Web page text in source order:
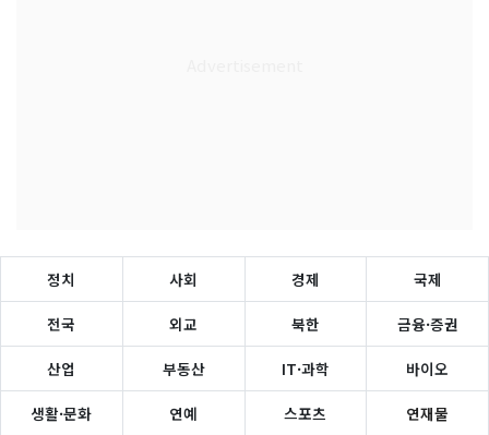
정치 사회 경제 국제
전국 외교 북한 금융·증권
산업 부동산 IT·과학 바이오
생활·문화 연예 스포츠 연재물